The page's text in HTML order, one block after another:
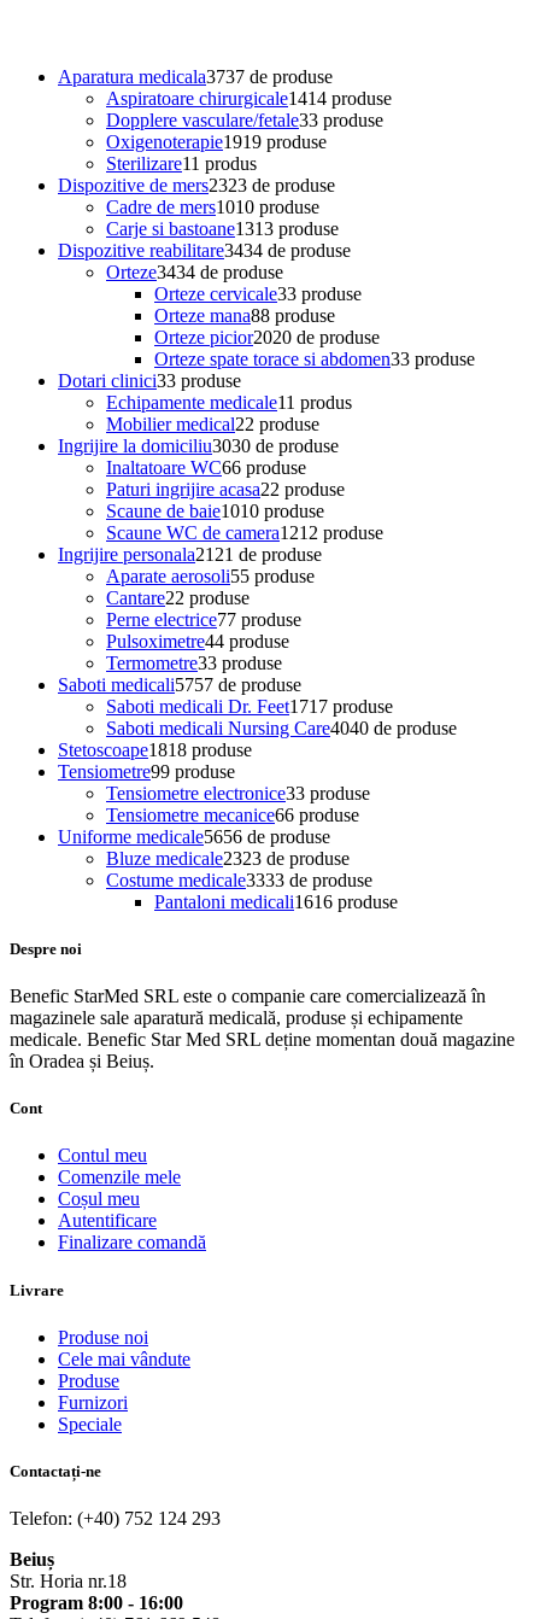
Aparatura medicala3737 de produse
Aspiratoare chirurgicale1414 produse
Dopplere vasculare/fetale33 produse
Oxigenoterapie1919 produse
Sterilizare11 produs
Dispozitive de mers2323 de produse
Cadre de mers1010 produse
Carje si bastoane1313 produse
Dispozitive reabilitare3434 de produse
Orteze3434 de produse
Orteze cervicale33 produse
Orteze mana88 produse
Orteze picior2020 de produse
Orteze spate torace si abdomen33 produse
Dotari clinici33 produse
Echipamente medicale11 produs
Mobilier medical22 produse
Ingrijire la domiciliu3030 de produse
Inaltatoare WC66 produse
Paturi ingrijire acasa22 produse
Scaune de baie1010 produse
Scaune WC de camera1212 produse
Ingrijire personala21 21 de produse
Aparate aerosoli55 produse
Cantare22 produse
Perne electrice77 produse
Pulsoximetre44 produse
Termometre33 produse
Saboti medicali5757 de produse
Saboti medicali Dr. Feet1717 produse
Saboti medicali Nursing Care4040 de produse
Stetoscoape1818 produse
Tensiometre99 produse
Tensiometre electronice33 produse
Tensiometre mecanice66 produse
Uniforme medicale5656 de produse
Bluze medicale2323 de produse
Costume medicale3333 de produse
Pantaloni medicali1616 produse
Despre noi
Benefic StarMed SRL este o companie care comercializează în
magazinele sale aparatură medicală, produse și echipamente
medicale. Benefic Star Med SRL deține momentan două magazine
în Oradea și Beiuș.
Cont
Contul meu
Comenzile mele
Coșul meu
Autentificare
Finalizare comandă
Livrare
Produse noi
Cele mai vândute
Produse
Furnizori
Speciale
Contactați-ne
Telefon: (+40) 752 124 293
Beiuș
Str. Horia nr.18
Program 8:00 - 16:00